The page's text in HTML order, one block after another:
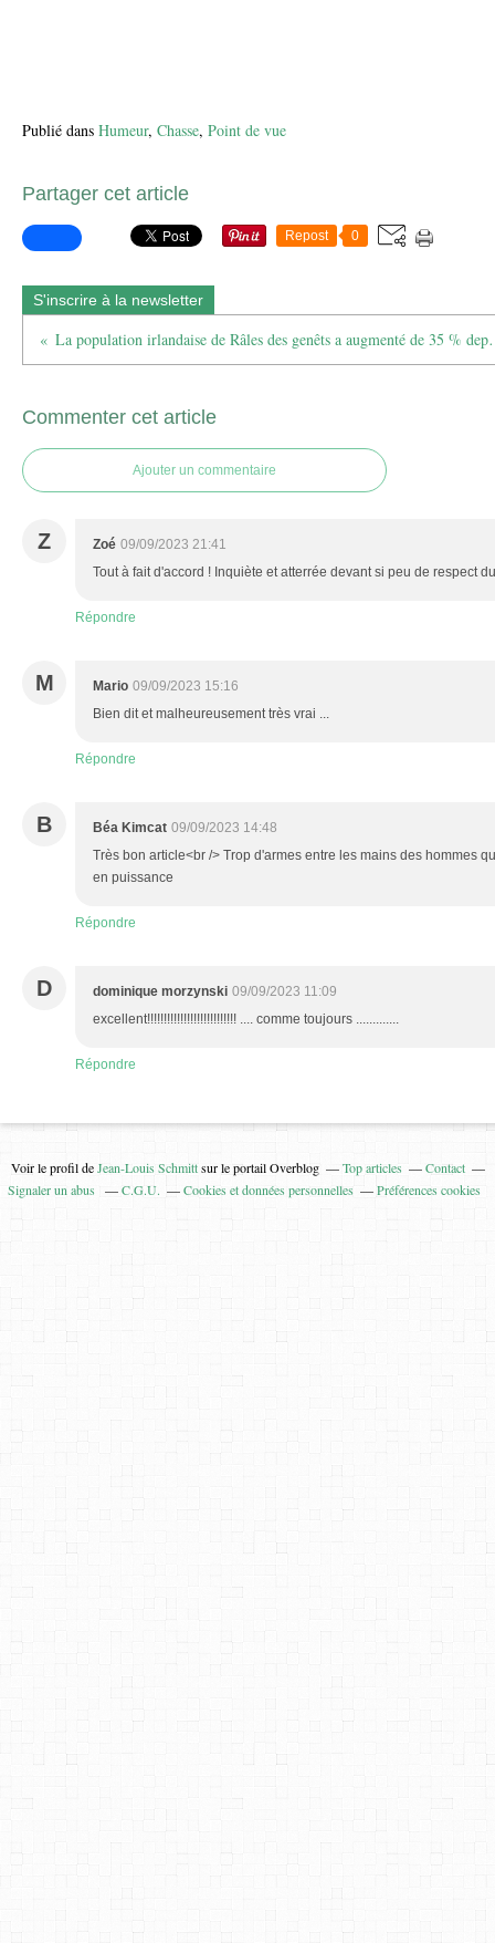
Publié dans Humeur, Chasse, Point de vue
Partager cet article
Repost 0
S'inscrire à la newsletter
La population
Commenter cet article
Ajouter un commentaire
Z Zoé 09/09/2023 21:41
Tout à fait d'accord ! Inquiète et atterrée devant si peu de respect
Répondre
M Mario 09/09/2023 15:16
Bien dit et malheureusement très vrai ...
Répondre
B Béa Kimcat 09/09/2023 14:48
Très bon article<br /> Trop d'armes entre les mains des hommes
en puissance
Répondre
D dominique morzynski 09/09/2023 11:09
excellent!!!!!!!!!!!!!!!!!!!!!!!!!!! .... comme toujours .............
Répondre
Voir le profil deJean-Louis Schmittsur le portail Overblog Top articles
Contact
Signaler un abus
C.G.U. Cookies et données personnelles Préférences cookies